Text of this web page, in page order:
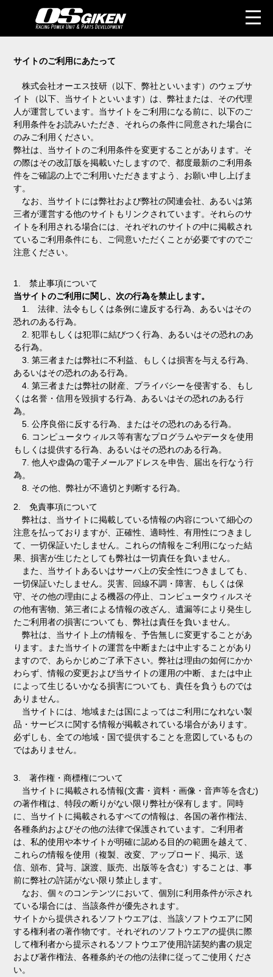
サイトのご利用にあたって
株式会社オーエス技研（以下、弊社といいます）のウェブサ
イト（以下、当サイトといいます）は、弊社または、その代理
人が運営しています。当サイトをご利用になる前に、以下のご
利用条件をお読みいただき、それらの条件に同意された場合に
のみご利用ください。
弊社は、当サイトのご利用条件を変更することがあります。そ
の際はその改訂版を掲載いたしますので、都度最新のご利用条
件をご確認の上でご利用いただきますよう、お願い申し上げま
す。
なお、当サイトには弊社および弊社の関連会社、あるいは第
三者が運営する他のサイトもリンクされています。それらのサ
イトを利用される場合には、それぞれのサイトの中に掲載され
ているご利用条件にも、ご同意いただくことが必要ですのでご
注意ください。
1. 禁止事項について
当サイトのご利用に関し、次の行為を禁止します。
1. 法律、法令もしくは条例に違反する行為、あるいはその
恐れのある行為。
2. 犯罪もしくは犯罪に結びつく行為、あるいはその恐れのあ
る行為。
3. 第三者または弊社に不利益、もしくは損害を与える行為、
あるいはその恐れのある行為。
4. 第三者または弊社の財産、プライバシーを侵害する、もし
くは名誉・信用を毀損する行為、あるいはその恐れのある行
為。
5. 公序良俗に反する行為、またはその恐れのある行為。
6. コンピュータウィルス等有害なプログラムやデータを使用
もしくは提供する行為、あるいはその恐れのある行為。
7. 他人や虚偽の電子メールアドレスを申告、届出を行なう行
為。
8. その他、弊社が不適切と判断する行為。
2. 免責事項について
弊社は、当サイトに掲載している情報の内容について細心の
注意を払っておりますが、正確性、適時性、有用性につきまし
て、一切保証いたしません。これらの情報をご利用になった結
果、損害が生じたとしても弊社は一切責任を負いません。
また、当サイトあるいはサーバ上の安全性につきましても、
一切保証いたしません。災害、回線不調・障害、もしくは保
守、その他の理由による機器の停止、コンピュータウィルスそ
の他有害物、第三者による情報の改ざん、遺漏等により発生し
たご利用者の損害についても、弊社は責任を負いません。
弊社は、当サイト上の情報を、予告無しに変更することがあ
ります。また当サイトの運営を中断または中止することがあり
ますので、あらかじめご了承下さい。弊社は理由の如何にかか
わらず、情報の変更および当サイトの運用の中断、または中止
によって生じるいかなる損害についても、責任を負うものでは
ありません。
当サイトには、地域または国によってはご利用になれない製
品・サービスに関する情報が掲載されている場合があります。
必ずしも、全ての地域・国で提供することを意図しているもの
ではありません。
3. 著作権・商標権について
当サイトに掲載される情報(文書・資料・画像・音声等を含む)
の著作権は、特段の断りがない限り弊社が保有します。同時
に、当サイトに掲載されるすべての情報は、各国の著作権法、
各種条約およびその他の法律で保護されています。ご利用者
は、私的使用や本サイトが明確に認める目的の範囲を越えて、
これらの情報を使用（複製、改変、アップロード、掲示、送
信、頒布、貸与、譲渡、販売、出版等を含む）することは、事
前に弊社の許諾がない限り禁止します。
なお、個々のコンテンツにおいて、個別に利用条件が示され
ている場合には、当該条件が優先されます。
サイトから提供されるソフトウエアは、当該ソフトウエアに関
する権利者の著作物です。それぞれのソフトウエアの提供に際
して権利者から提示されるソフトウエア使用許諾契約書の規定
および著作権法、各種条約その他の法律に従ってご使用くださ
い。